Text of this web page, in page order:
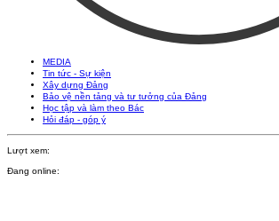
MEDIA
Tin tức - Sự kiện
Xây dựng Đảng
Bảo vệ nền tảng và tư tưởng của Đảng
Học tập và làm theo Bác
Hỏi đáp - góp ý
Lượt xem:
Đang online: